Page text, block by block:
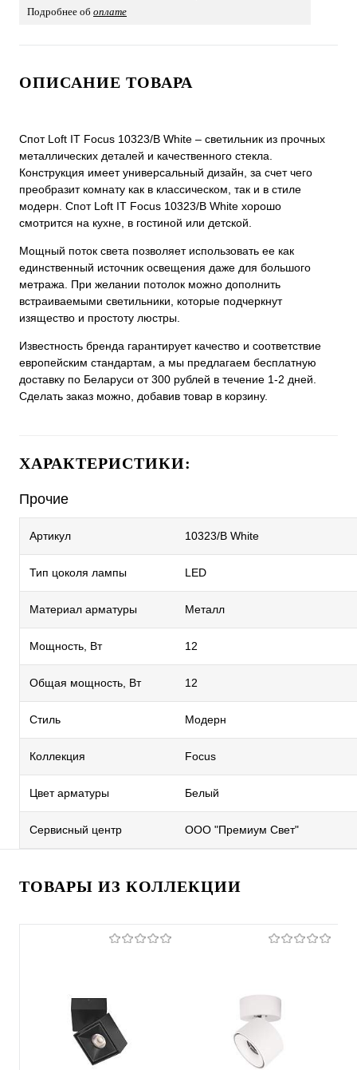
Подробнее об оплате
ОПИСАНИЕ ТОВАРА
Спот Loft IT Focus 10323/B White – светильник из прочных
металлических деталей и качественного стекла.
Конструкция имеет универсальный дизайн, за счет чего
преобразит комнату как в классическом, так и в стиле
модерн. Спот Loft IT Focus 10323/B White хорошо
смотрится на кухне, в гостиной или детской.
Мощный поток света позволяет использовать ее как
единственный источник освещения даже для большого
метража. При желании потолок можно дополнить
встраиваемыми светильники, которые подчеркнут
изящество и простоту люстры.
Известность бренда гарантирует качество и соответствие
европейским стандартам, а мы предлагаем бесплатную
доставку по Беларуси от 300 рублей в течение 1-2 дней.
Сделать заказ можно, добавив товар в корзину.
ХАРАКТЕРИСТИКИ:
Прочие
Артикул 10323/B White
Тип цоколя лампы LED
Материал арматуры Металл
Мощность, Вт 12
Общая мощность, Вт 12
Стиль Модерн
Коллекция Focus
Цвет арматуры Белый
Сервисный центр ООО "Премиум Свет"
ТОВАРЫ ИЗ КОЛЛЕКЦИИ